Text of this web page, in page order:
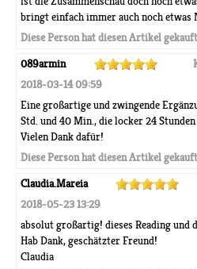
bringt einfach immer auch noch etwas
Diese Person hat diesen Artikel
089armin
2018-03-14 09:59
Eine großartige und zwingende
Std. und 40 Min., die locker 24
Vielen Dank dafür!
Diese Person hat diesen Artikel
Claudia.Mareia
2018-05-23 13:29
absolut großartig! dieses Reading und
Hab Dank, geschätzter Freund!
Claudia